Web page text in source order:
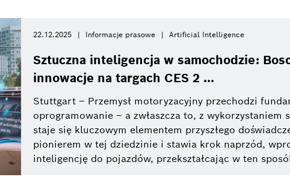
22.12.2025 Informacje prasowe Artificial Intelligence
Sztuczna inteligencja w samochodzie:
innowacje na targach CES 2 ...
Stuttgart – Przemysł motoryzacyjny przechodzi
oprogramowanie – a zwłaszcza to, z
staje się kluczowym elementem przyszłego
pionierem w tej dziedzinie i stawia krok naprzód,
inteligencję do pojazdów, przekształcając w ten